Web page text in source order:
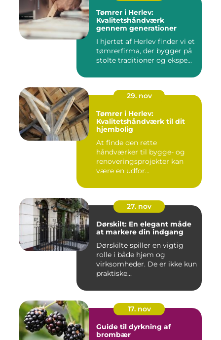
Tømrer i Herlev:
Kvalitetshåndværk
gennem generationer
I hjertet af Herlev finder vi et
tømrerfirma, der bygger på
stolte traditioner og ekspe...
29. nov
Tømrer i Herlev:
Kvalitetshåndværk til dit
hjembolig
At finde den rette
håndværker til bygge- og
renoveringsprojekter kan
være en udfor...
27. nov
Dørskilt: En elegant måde
at markere din indgang
Dørskilte spiller en vigtig
rolle i både hjem og
virksomheder. De er ikke kun
praktiske...
17. nov
Guide til dyrkning af
brombær